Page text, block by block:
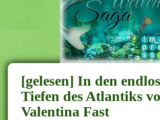
[gelesen] In den
Tiefen des Atlantiks
Valentina Fast